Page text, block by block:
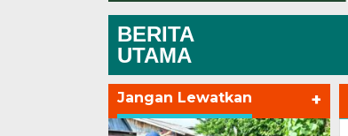
BERITA
UTAMA
Jangan Lewatkan +